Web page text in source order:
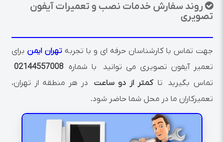
روند سفارش خدمات نصب و تعمیرات آیفون
تصویری
جهت تماس با کارشناسان حرفه ای و با تجربهتهران ایمن برای
تعمیر آیفون تصویری می توانید با شماره02144557008
تماس بگیرید تاکمتر از دو ساعت در هر منطقه از تهران،
تعمیرکاران ما در محل شما حاضر شود.